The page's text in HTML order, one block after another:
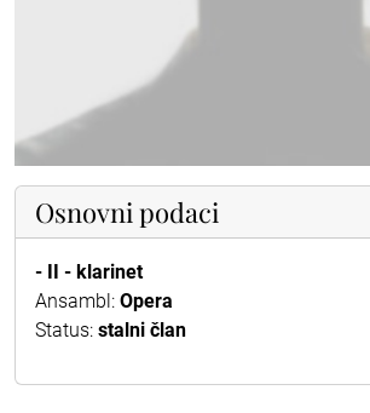
Osnovni podaci
- II - klarinet
Ansambl: Opera
Status: stalni član